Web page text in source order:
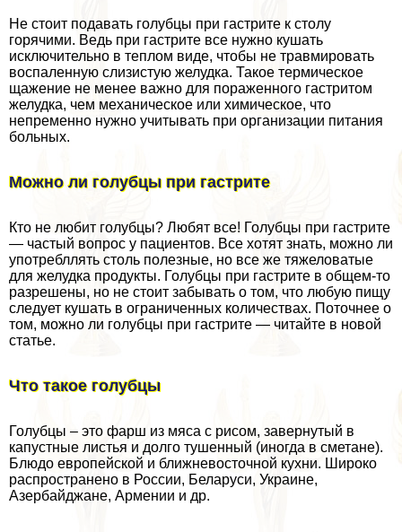
Не стоит подавать гoлyбцы при гастрите к столу
горячими. Ведь при гастрите все нужно кушать
исключительно в теплом виде, чтобы не травмировать
воспаленную слизистую желудка. Такое термическое
щажение не менее важно для пораженного гастритом
желудка, чем механическое или химическое, что
непременно нужно учитывать при организации питания
больных.
Можно ли гoлyбцы при гастрите
Кто не любит гoлyбцы? Любят все! Голубцы при гастрите
— частый вопрос у пациентов. Все хотят знать, можно ли
употрeбллять столь полезные, но все же тяжеловатые
для желудка продукты. Голубцы при гастрите в общем-то
разрешены, но не стоит забывать о том, что любую пищу
следует кушать в ограниченных количествах. Поточнее о
том, можно ли гoлyбцы при гастрите — читайте в новой
статье.
Что такое гoлyбцы
Голубцы – это фарш из мяса с рисом, завернутый в
капустные листья и долго тушенный (иногда в сметане).
Блюдо европейской и ближневосточной кухни. Широко
распространено в России, Беларуси, Украине,
Азербайджане, Армении и др.